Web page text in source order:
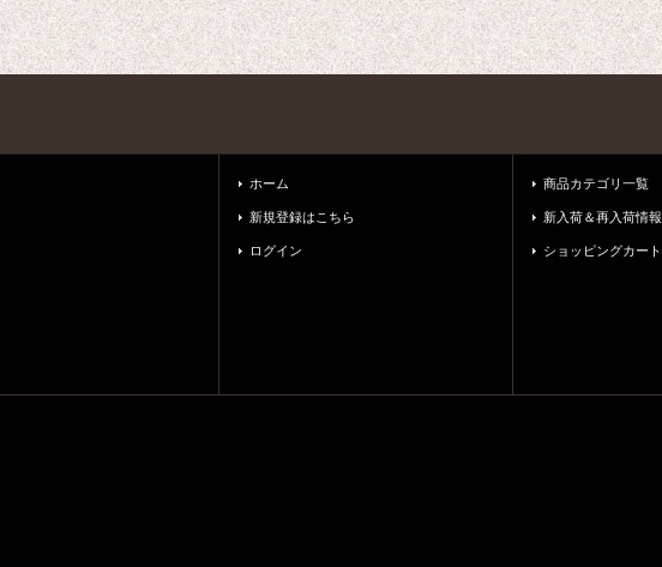
ホーム
新規登録はこちら
ログイン
商品カテゴリ一覧
新入荷＆再入荷情報
ショッピングカート